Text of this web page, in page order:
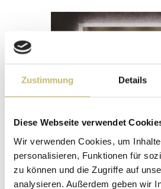
Zustimmung Details
Diese Webseite verwendet
Wir verwenden Cookies, um
personalisieren, Funktionen für
zu können und die Zugriffe auf
analysieren. Außerdem geben wir
LED Spiegel 100x53
Bedienung
Sofort lieferbar